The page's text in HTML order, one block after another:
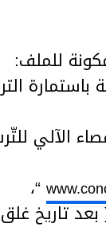
باستمارة
الآلي
“،
بعد تاريخ